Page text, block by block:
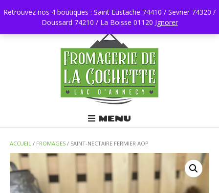
Retrouvez nos 4 boutiques : Saint Eustache 74410 / Sevrier 74320 /
Doussard 74210 / La Boisse 01120 Ignorer
0450196403
MENU
ACCUEIL / FROMAGES / SAINT-NECTAIRE FERMIER AOP